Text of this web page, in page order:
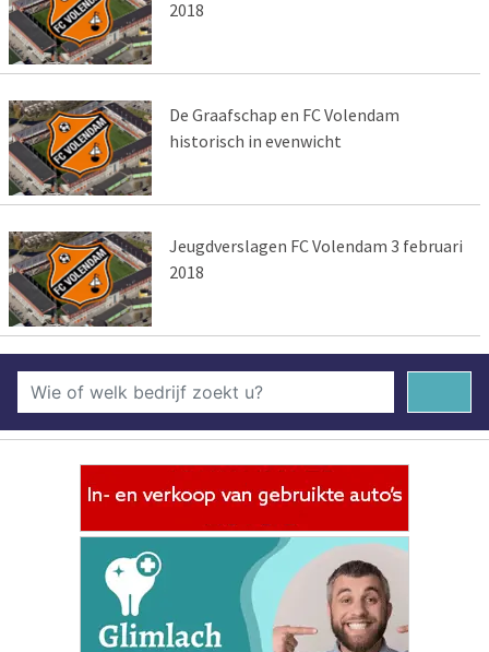
2018
De Graafschap en FC Volendam
historisch in evenwicht
Jeugdverslagen FC Volendam 3 februari
2018